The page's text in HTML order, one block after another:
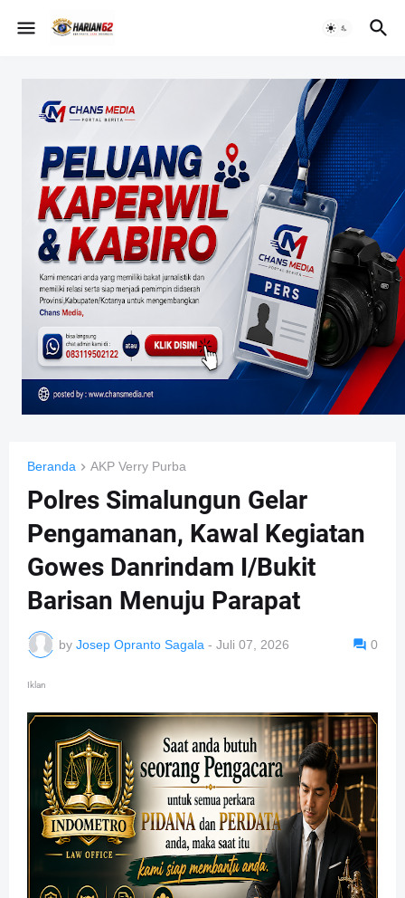
Beranda AKP Verry Purba
Polres Simalungun Gelar
Pengamanan, Kawal Kegiatan
Gowes Danrindam I/Bukit
Barisan Menuju Parapat
by Josep Opranto Sagala - Juli 07, 2026 0
Iklan